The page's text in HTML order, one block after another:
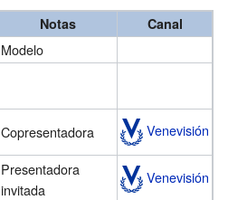
Notas Canal
Modelo
Copresentadora Venevisión
Presentadora
invitada
Venevisión